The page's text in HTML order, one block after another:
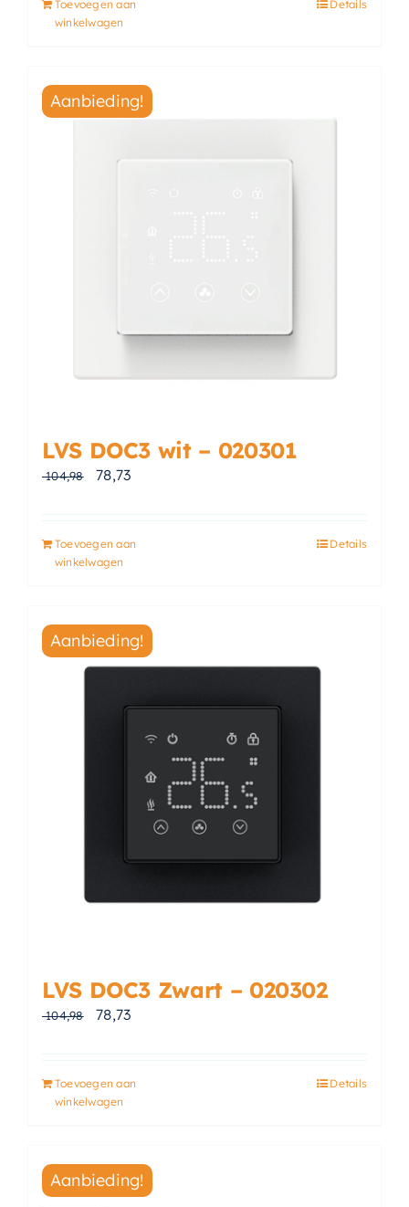
Toevoegen aan
winkelwagen
Details
Aanbieding!
LVS DOC3 wit – 020301
104,98 Oorspronkelijke prijs was: € 104,98.
78,73Huidige prijs is: € 78,73.
Toevoegen aan
winkelwagen
Details
Aanbieding!
LVS DOC3 Zwart – 020302
104,98 Oorspronkelijke prijs was: € 104,98.
78,73Huidige prijs is: € 78,73.
Toevoegen aan
winkelwagen
Details
Aanbieding!